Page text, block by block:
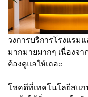
วงการบริการโรงแรม
มากมายมากๆ เนื่องจ
ต้องดูแลให้เถอะ
โชคดีที่เทคโนโลยีสแ